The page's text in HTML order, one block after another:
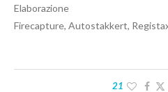
Elaborazione
Firecapture, Autostakkert,
21